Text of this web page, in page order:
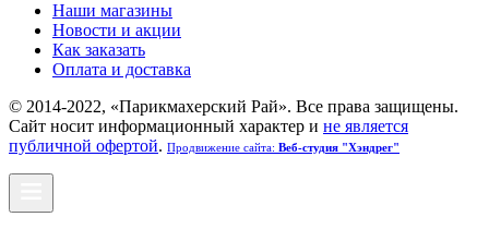
Наши магазины
Новости и акции
Как заказать
Оплата и доставка
© 2014-2022, «Парикмахерский Рай». Все права защищены.
Cайт носит информационный характер и не является
публичной офертой. Продвижение сайта: Веб-студия "Хэндрег"